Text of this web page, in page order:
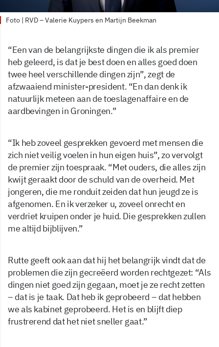
Foto | RVD – Valerie Kuypers en Martijn Beekman
“Een van de belangrijkste dingen die ik als premier
heb geleerd, is dat je best doen en alles goed doen
twee heel verschillende dingen zijn”, zegt de
afzwaaiend minister-president. “En dan denk ik
natuurlijk meteen aan de toeslagenaffaire en de
aardbevingen in Groningen.”
“Ik heb zoveel gesprekken gevoerd met mensen die
zich niet veilig voelen in hun eigen huis”, zo vervolgt
de premier zijn toespraak. “Met ouders, die alles zijn
kwijt geraakt door de schuld van de overheid. Met
jongeren, die me ronduit zeiden dat hun jeugd ze is
afgenomen. En ik verzeker u, zoveel onrecht en
verdriet kruipen onder je huid. Die gesprekken zullen
me altijd bijblijven.”
Rutte geeft ook aan dat hij het belangrijk vindt dat de
problemen die zijn gecreëerd worden rechtgezet: “Als
dingen niet goed zijn gegaan, moet je ze recht zetten
– dat is je taak. Dat heb ik geprobeerd – dat hebben
we als kabinet geprobeerd. Het is en blijft diep
frustrerend dat het niet sneller gaat.”